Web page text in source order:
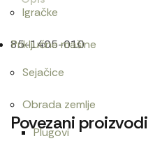
Igračke
Priključne mašine
Sejačice
Obrada zemlje
Plugovi
85-1405-010
Povezani proizvodi